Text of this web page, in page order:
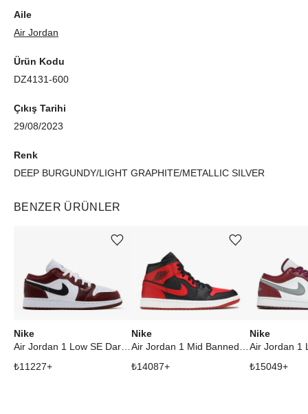
Aile
Air Jordan
Ürün Kodu
DZ4131-600
Çıkış Tarihi
29/08/2023
Renk
DEEP BURGUNDY/LIGHT GRAPHITE/METALLIC SILVER
BENZER ÜRÜNLER
Nike
₺11227+
Ürünü istek listesine ekle veya listeden çıkar
Nike
₺14087+
Ürünü istek listesine ekle veya listeden çıkar
Nike
₺15049+